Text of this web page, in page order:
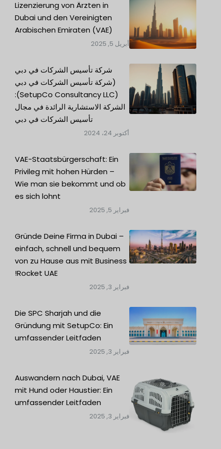
Lizenzierung von Ärzten in
Dubai und den Vereinigten
Arabischen Emiraten (VAE)
أبريل 5, 2025
شركة تأسيس الشركات في دبي
(شركة تأسيس الشركات في دبي
(SetupCo Consultancy LLC):
الشركة الاستشارية الرائدة في مجال
تأسيس الشركات في دبي
أكتوبر 24، 2024
VAE-Staatsbürgerschaft: Ein
Privileg mit hohen Hürden –
Wie man sie bekommt und ob
es sich lohnt
فبراير 5, 2025
Gründe Deine Firma in Dubai –
einfach, schnell und bequem
von zu Hause aus mit Business
Rocket UAE!
فبراير 3, 2025
Die SPC Sharjah und die
Gründung mit SetupCo: Ein
umfassender Leitfaden
فبراير 3, 2025
Auswandern nach Dubai, VAE
mit Hund oder Haustier: Ein
umfassender Leitfaden
فبراير 3, 2025